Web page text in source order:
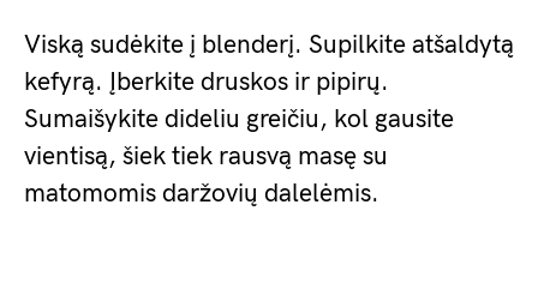
Viską sudėkite į blenderį. Supilkite atšaldytą
kefyrą. Įberkite druskos ir pipirų.
Sumaišykite dideliu greičiu, kol gausite
vientisą, šiek tiek rausvą masę su
matomomis daržovių dalelėmis.